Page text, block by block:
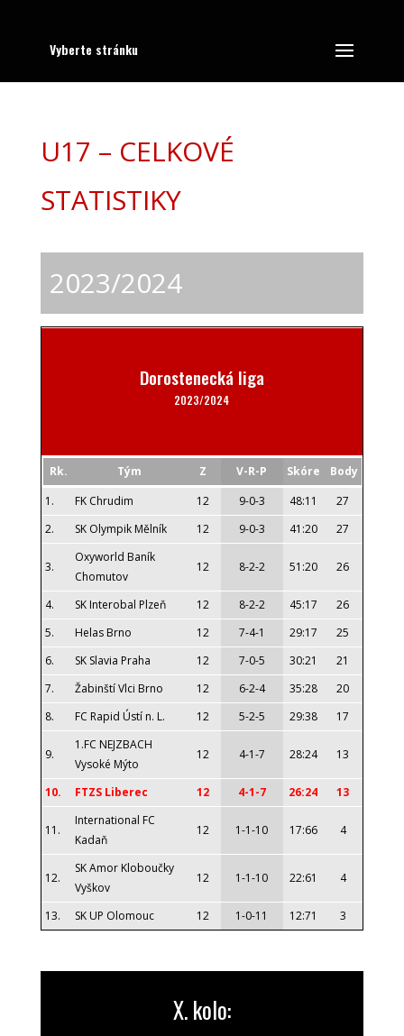
Vyberte stránku
U17 – CELKOVÉ
STATISTIKY
2023/2024
Dorostenecká liga
2023/2024
Rk. Tým Z V-R-P Skóre
Body
1.
FK Chrudim 12 9-0-3 48:11
27
2.
SK Olympik Mělník 12 9-0-3 41:20 27
3.
Oxyworld Baník
Chomutov
12 8-2-2 51:20 26
4. SK Interobal Plzeň 12 8-2-2 45:17
26
5.
Helas Brno 12 7-4-1 29:17
25
6.
SK Slavia Praha 12 7-0-5 30:21
21
7.
Žabinští Vlci Brno 12 6-2-4 35:28
20
8.
FC Rapid Ústí n. L. 12 5-2-5 29:38 17
9.
1.FC NEJZBACH
Vysoké Mýto
12 4-1-7 28:24 13
10. FTZS Liberec 12 4-1-7 26:24 13
11.
International FC
Kadaň
12 1-1-10 17:66 4
12.
SK Amor Kloboučky
Vyškov
12 1-1-10 22:61 4
13. SK UP Olomouc 12 1-0-11 12:71 3
X. kolo: